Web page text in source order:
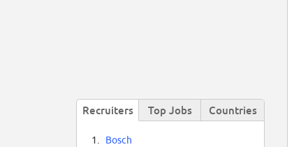
Recruiters Top Jobs Countries
1.
Bosch